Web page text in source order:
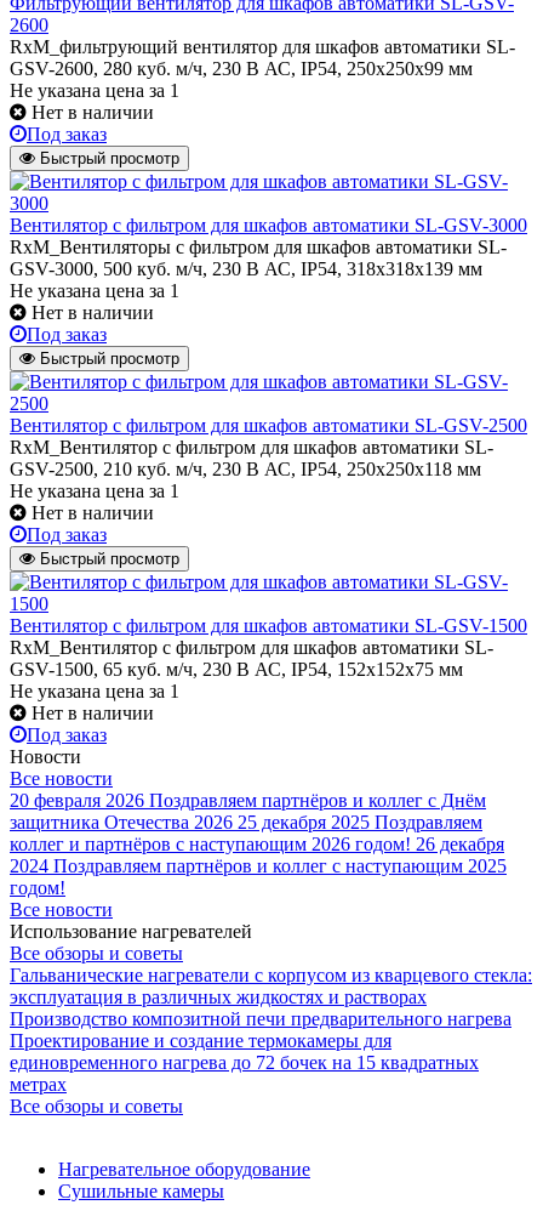
2600
RxM_фильтрующий вентилятор для шкафов автоматики SL-
GSV-2600, 280 куб. м/ч, 230 В АС, IP54, 250x250x99 мм
Не указана цена за 1
Нет в наличии
Под заказ
Быстрый просмотр
Вентилятор с фильтром для шкафов автоматики SL-GSV-3000
RxM_Вентиляторы с фильтром для шкафов автоматики SL-
GSV-3000, 500 куб. м/ч, 230 В АС, IP54, 318x318x139 мм
Не указана цена за 1
Нет в наличии
Под заказ
Быстрый просмотр
Вентилятор с фильтром для шкафов автоматики SL-GSV-2500
RxM_Вентилятор с фильтром для шкафов автоматики SL-
GSV-2500, 210 куб. м/ч, 230 В АС, IP54, 250x250x118 мм
Не указана цена за 1
Нет в наличии
Под заказ
Быстрый просмотр
Вентилятор с фильтром для шкафов автоматики SL-GSV-1500
RxM_Вентилятор с фильтром для шкафов автоматики SL-
GSV-1500, 65 куб. м/ч, 230 В АС, IP54, 152x152x75 мм
Не указана цена за 1
Нет в наличии
Под заказ
Новости
Все новости
20 февраля 2026 Поздравляем партнёров и коллег с Днём
защитника Отечества 2026 25 декабря 2025 Поздравляем
коллег и партнёров с наступающим 2026 годом! 26 декабря
2024 Поздравляем партнёров и коллег с наступающим 2025
годом!
Все новости
Использование нагревателей
Все обзоры и советы
Гальванические нагреватели с корпусом из кварцевого стекла:
эксплуатация в различных жидкостях и растворах
Производство композитной печи предварительного нагрева
Проектирование и создание термокамеры для
единовременного нагрева до 72 бочек на 15 квадратных
метрах
Все обзоры и советы
Нагревательное оборудование
Сушильные камеры